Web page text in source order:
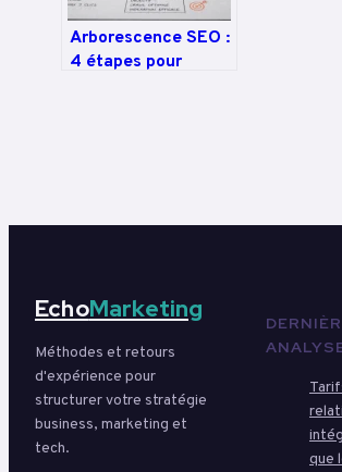
Arborescence SEO :
4 étapes pour
EchoMarketing
Méthodes et retours
d'expérience pour
structurer votre stratégie
business, marketing et
tech.
que